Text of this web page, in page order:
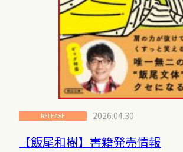
RELEASE 2026.04.30
【飯尾和樹】書籍発売情報